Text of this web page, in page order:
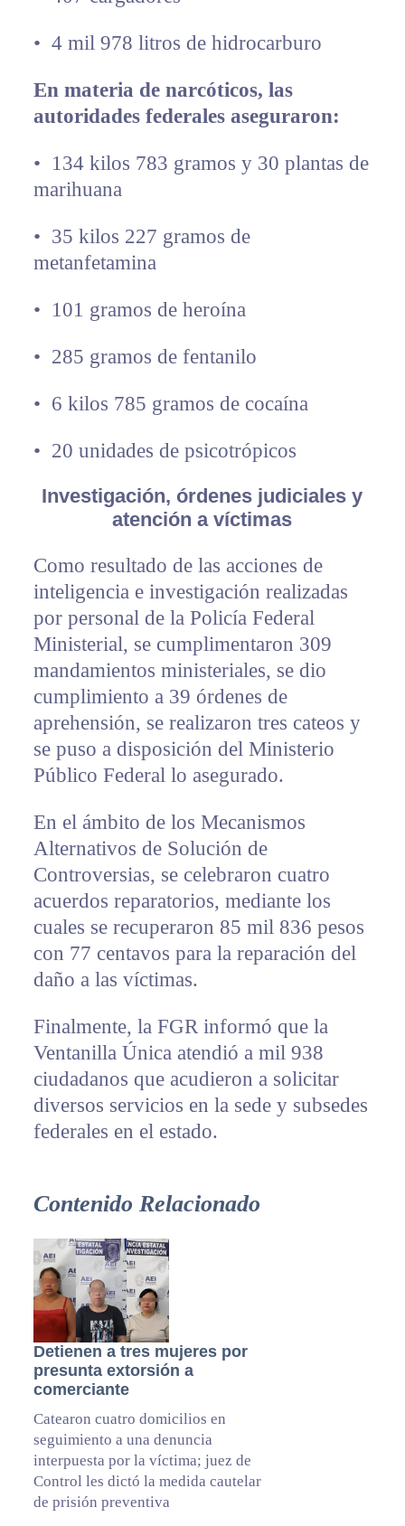
•⁠ ⁠4 mil 978 litros de hidrocarburo
En materia de narcóticos, las
autoridades federales aseguraron:
•⁠ ⁠134 kilos 783 gramos y 30 plantas de
marihuana
•⁠ ⁠35 kilos 227 gramos de
metanfetamina
•⁠ ⁠101 gramos de heroína
•⁠ ⁠285 gramos de fentanilo
•⁠ ⁠6 kilos 785 gramos de cocaína
•⁠ ⁠20 unidades de psicotrópicos
Investigación, órdenes judiciales y
atención a víctimas
Como resultado de las acciones de
inteligencia e investigación realizadas
por personal de la Policía Federal
Ministerial, se cumplimentaron 309
mandamientos ministeriales, se dio
cumplimiento a 39 órdenes de
aprehensión, se realizaron tres cateos y
se puso a disposición del Ministerio
Público Federal lo asegurado.
En el ámbito de los Mecanismos
Alternativos de Solución de
Controversias, se celebraron cuatro
acuerdos reparatorios, mediante los
cuales se recuperaron 85 mil 836 pesos
con 77 centavos para la reparación del
daño a las víctimas.
Finalmente, la FGR informó que la
Ventanilla Única atendió a mil 938
ciudadanos que acudieron a solicitar
diversos servicios en la sede y subsedes
federales en el estado.
Contenido Relacionado
Detienen a tres mujeres por
presunta extorsión a
comerciante
Catearon cuatro domicilios en
seguimiento a una denuncia
interpuesta por la víctima; juez de
Control les dictó la medida cautelar
de prisión preventiva